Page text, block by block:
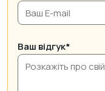
Ваш відгук*